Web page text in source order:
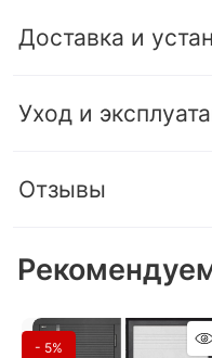
Доставка и
Уход и
Отзывы
- 5%